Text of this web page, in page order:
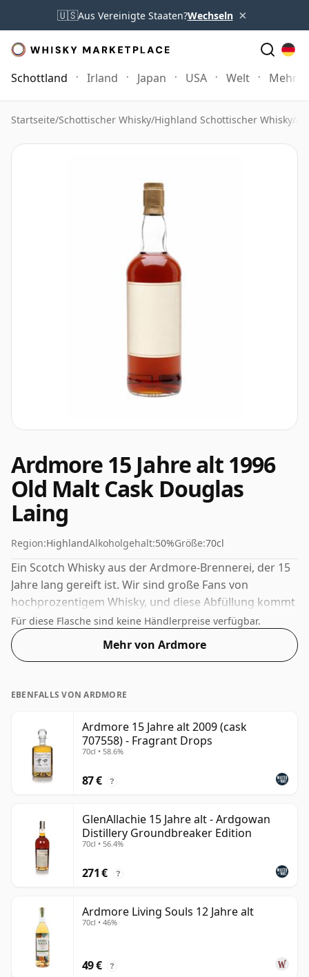
🇺🇸Aus Vereinigte Staaten?Wechseln ×
Schottland Irland Japan USA Welt Mehr
Startseite/Schottischer Whisky/Highland Schottischer Whisky/
Ardmore 15 Jahre alt 1996
Old Malt Cask Douglas
Laing
Region:HighlandAlkoholgehalt:50%Größe:70cl
Ein Scotch Whisky aus der Ardmore-Brennerei, der 15
Jahre lang gereift ist. Wir sind große Fans von
hochprozentigem Whisky, und diese Abfüllung kommt
auf satte 50 %.
Für diese Flasche sind keine Händlerpreise verfügbar.
Mehr von Ardmore
EBENFALLS VON ARDMORE
Ardmore 15 Jahre alt 2009 (cask
707558) - Fragrant Drops
70cl • 58.6%
87 € ?
GlenAllachie 15 Jahre alt - Ardgowan
Distillery Groundbreaker Edition
70cl • 56.4%
271 € ?
Ardmore Living Souls 12 Jahre alt
70cl • 46%
49 € ?